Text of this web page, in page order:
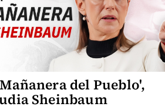
del Pueblo',
Sheinbaum